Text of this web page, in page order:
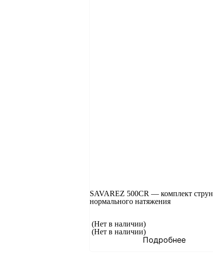
SAVAREZ 500CR — комплект струн
нормального натяжения
(Нет в наличии)
(Нет в наличии)
Подробнее